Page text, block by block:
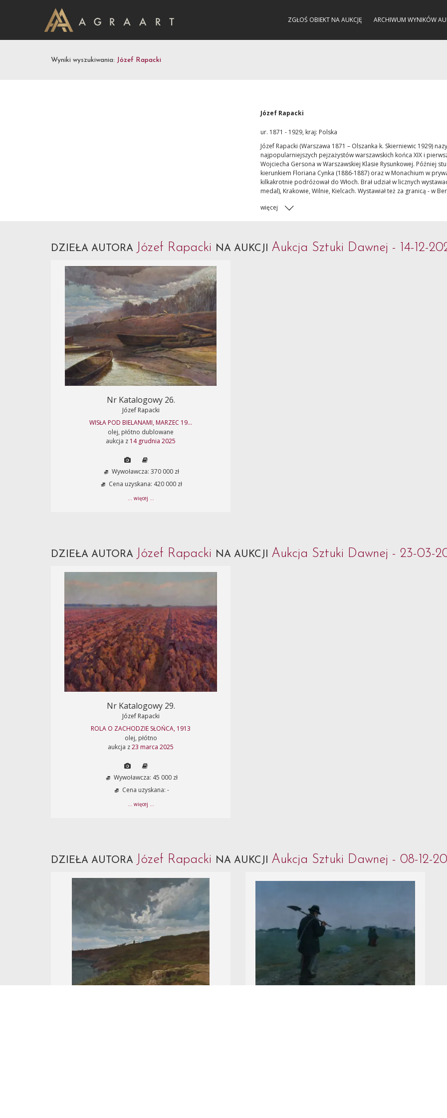
ZGŁOŚ OBIEKT NA AUKCJĘ ARCHIWUM WYNIKÓW
Wyniki wyszukiwania: Józef Rapacki
Józef Rapacki
ur. 1871 - 1929, kraj: Polska
Józef Rapacki (Warszawa 1871 – Olszanka k. Skierniewic 1929)
najpopularniejszych pejzażystów warszawskich końca XIX i
Wojciecha Gersona w Warszawskiej Klasie Rysunkowej. Później
kierunkiem Floriana Cynka (1886-1887) oraz w Monachium w
kilkakrotnie podróżował do Włoch. Brał udział w licznych
medal), Krakowie, Wilnie, Kielcach. Wystawiał też za granicą - w
więcej
DZIEŁA AUTORA Józef Rapacki NA AUKCJI Aukcja Sztuki Dawnej - 14-12-
Nr Katalogowy 26.
Józef Rapacki
WISŁA POD BIELANAMI, MARZEC 19...
olej, płótno dublowane
aukcja z 14 grudnia 2025
Wywoławcza: 370 000 zł
Cena uzyskana: 420 000 zł
... więcej ...
DZIEŁA AUTORA Józef Rapacki NA AUKCJI Aukcja Sztuki Dawnej - 23-03-
Nr Katalogowy 29.
Józef Rapacki
ROLA O ZACHODZIE SŁOŃCA, 1913
olej, płótno
aukcja z23 marca 2025
Wywoławcza: 45 000 zł
Cena uzyskana: -
... więcej ...
DZIEŁA AUTORA Józef Rapacki NA AUKCJI Aukcja Sztuki Dawnej - 08-12-